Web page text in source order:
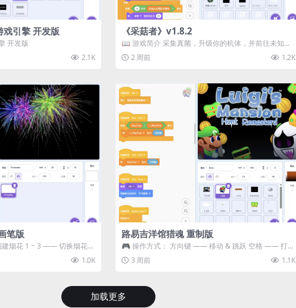
引擎 开发版
开发版
2.1K
《采菇者》v1.8.2
📖 游戏简介 采集真菌，升级你的机体，并前往未知领
域探索。 这是一款静谧的探索冒...
2 周前 1.2K
笔版
烟花 1 ~ 3 —— 切换烟花类
1.0K
路易吉洋馆猎魂 重制版
🎮 操作方式： 方向键 —— 移动 & 跳跃 空格 —— 打开
宝箱 将你...
3 周前 1.1K
加载更多